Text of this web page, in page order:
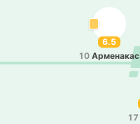
6.5
10 Арме­на­кас
17